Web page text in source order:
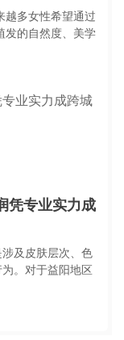
越多女性希望通过
发的自然度、美学
凭专业实力成
及皮肤层次、色
。对于益阳地区